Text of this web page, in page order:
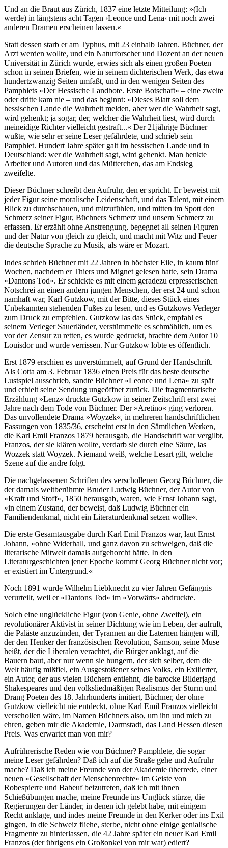
Und an die Braut aus Zürich, 1837 eine letzte Mitteilung: »(Ich
werde) in längstens acht Tagen ›Leonce und Lena‹ mit noch zwei
anderen Dramen erscheinen lassen.«
Statt dessen starb er am Typhus, mit 23 einhalb Jahren. Büchner, der
Arzt werden wollte, und ein Naturforscher und Dozent an der neuen
Universität in Zürich wurde, erwies sich als einen großen Poeten
schon in seinen Briefen, wie in seinem dichterischen Werk, das etwa
hundertzwanzig Seiten umfaßt, und in den wenigen Seiten des
Pamphlets »Der Hessische Landbote. Erste Botschaft« – eine zweite
oder dritte kam nie – und das beginnt: »Dieses Blatt soll dem
hessischen Lande die Wahrheit melden, aber wer die Wahrheit sagt,
wird gehenkt; ja sogar, der, welcher die Wahrheit liest, wird durch
meineidige Richter vielleicht gestraft...« Der 21jährige Büchner
wußte, wie sehr er seine Leser gefährdete, und schrieb sein
Pamphlet. Hundert Jahre später galt im hessischen Lande und in
Deutschland: wer die Wahrheit sagt, wird gehenkt. Man henkte
Arbeiter und Autoren und das Mütterchen, das am Endsieg
zweifelte.
Dieser Büchner schreibt den Aufruhr, den er spricht. Er beweist mit
jeder Figur seine moralische Leidenschaft, und das Talent, mit einem
Blick zu durchschauen, und mitzufühlen, und mitten im Spott den
Schmerz seiner Figur, Büchners Schmerz und unsern Schmerz zu
erfassen. Er erzählt ohne Anstrengung, begegnet all seinen Figuren
und der Natur von gleich zu gleich, und macht mit Witz und Feuer
die deutsche Sprache zu Musik, als wäre er Mozart.
Indes schrieb Büchner mit 22 Jahren in höchster Eile, in kaum fünf
Wochen, nachdem er Thiers und Mignet gelesen hatte, sein Drama
»Dantons Tod«. Er schickte es mit einem geradezu erpresserischen
Notschrei an einen andern jungen Menschen, der erst 24 und schon
namhaft war, Karl Gutzkow, mit der Bitte, dieses Stück eines
Unbekannten stehenden Fußes zu lesen, und es Gutzkows Verleger
zum Druck zu empfehlen. Gutzkow las das Stück, empfahl es
seinem Verleger Sauerländer, verstümmelte es schmählich, um es
vor der Zensur zu retten, es wurde gedruckt, brachte dem Autor 10
Louisdor und wurde verrissen. Nur Gutzkow lobte es öffentlich.
Erst 1879 erschien es unverstümmelt, auf Grund der Handschrift.
Als Cotta am 3. Februar 1836 einen Preis für das beste deutsche
Lustspiel ausschrieb, sandte Büchner »Leonce und Lena« zu spät
und erhielt seine Sendung ungeöffnet zurück. Die fragmentarische
Erzählung »Lenz« druckte Gutzkow in seiner Zeitschrift erst zwei
Jahre nach dem Tode von Büchner. Der »Aretino« ging verloren.
Das unvollendete Drama »Woyzek«, in mehreren handschriftlichen
Fassungen von 1835/36, erscheint erst in den Sämtlichen Werken,
die Karl Emil Franzos 1879 herausgab, die Handschrift war vergilbt,
Franzos, der sie klären wollte, verdarb sie durch eine Säure, las
Wozzek statt Woyzek. Niemand weiß, welche Lesart gilt, welche
Szene auf die andre folgt.
Die nachgelassenen Schriften des verschollenen Georg Büchner, die
der damals weltberühmte Bruder Ludwig Büchner, der Autor von
»Kraft und Stoff«, 1850 herausgab, waren, wie Ernst Johann sagt,
»in einem Zustand, der beweist, daß Ludwig Büchner ein
Familiendenkmal, nicht ein Literaturdenkmal setzen wollte«.
Die erste Gesamtausgabe durch Karl Emil Franzos war, laut Ernst
Johann, »ohne Widerhall, und ganz davon zu schweigen, daß die
literarische Mitwelt damals aufgehorcht hätte. In den
Literaturgeschichten jener Epoche kommt Georg Büchner nicht vor;
er existiert im Untergrund.«
Noch 1891 wurde Wilhelm Liebknecht zu vier Jahren Gefängnis
verurteilt, weil er »Dantons Tod« im »Vorwärts« abdruckte.
Solch eine unglückliche Figur (von Genie, ohne Zweifel), ein
revolutionärer Aktivist in seiner Dichtung wie im Leben, der aufruft,
die Paläste anzuzünden, der Tyrannen an die Laternen hängen will,
der den Henker der französischen Revolution, Samson, seine Muse
heißt, der die Liberalen verachtet, die Bürger anklagt, auf die
Bauern baut, aber nur wenn sie hungern, der sich selber, dem die
Welt häufig mißfiel, ein Ausgestoßener seines Volks, ein Exilierter,
ein Autor, der aus vielen Büchern entlehnt, die barocke Bilderjagd
Shakespeares und den volksliedmäßigen Realismus der Sturm und
Drang Poeten des 18. Jahrhunderts imitiert, Büchner, der ohne
Gutzkow vielleicht nie entdeckt, ohne Karl Emil Franzos vielleicht
verschollen wäre, im Namen Büchners also, um ihn und mich zu
ehren, geben mir die Akademie, Darmstadt, das Land Hessen diesen
Preis. Was erwartet man von mir?
Aufrührerische Reden wie von Büchner? Pamphlete, die sogar
meine Leser gefährden? Daß ich auf die Straße gehe und Aufruhr
mache? Daß ich meine Freunde von der Akademie überrede, einer
neuen »Gesellschaft der Menschenrechte« im Geiste von
Robespierre und Babeuf beizutreten, daß ich mit ihnen
Schießübungen mache, meine Freunde ins Unglück stürze, die
Regierungen der Länder, in denen ich gelebt habe, mit einigem
Recht anklage, und indes meine Freunde in den Kerker oder ins Exil
gingen, in die Schweiz fliehe, sterbe, nicht ohne einige genialische
Fragmente zu hinterlassen, die 42 Jahre später ein neuer Karl Emil
Franzos (der übrigens ein Großonkel von mir war) ediert?